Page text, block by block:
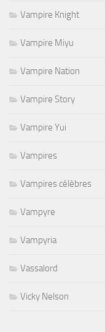
Vampire Knight
Vampire Miyu
Vampire Nation
Vampire Story
Vampire Yui
Vampires
Vampires célèbres
Vampyre
Vampyria
Vassalord
Vicky Nelson